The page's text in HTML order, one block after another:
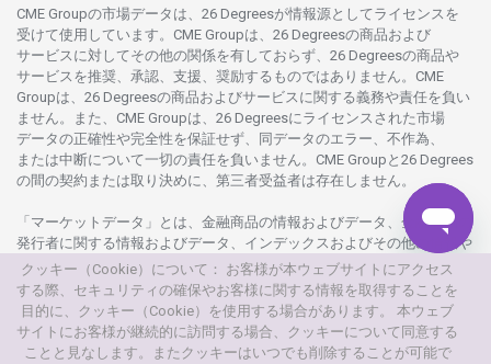
CME Groupの市場データは、26 Degreesが情報源としてライセンスを
受けて使用しています。 CME Groupは、26 Degreesの商品および
サービスに対してその他の関係を有しておらず、26 Degreesの商品や
サービスを推奨、承認、支援、 奨励するものではありません。 CME
Groupは、26 Degreesの商品およびサービスに関する義務や責任を負い
ません。また、CME Groupは、26 Degreesにライセンスさ れた市場
データの正確性や完全性を保証せず、 同 データのエラー、不作為、
または中断について一切の責任を負いません。 CME Groupと26 Degrees
の間の契約または取り 決めに、 第三者受益者は存在し ません。
「マーケットデータ」とは、 金融商品の情報およびデータ、 金融商品の
発行者に関する情報およびデータ、 インデックスおよびその他の
情報や
データを指し、26 Degreesまたは26 Degreesグループ会社が提供する
製品や サービスの 一部として、更新頻度を問わ ず提供さ れるものを
意味します。
© 2026 本 ウェブサイトは、AXIORYが 所有・運営しています。
クッキー（Cookie）について： お客様が本ウェブサイトにアクセス
する際、セキュリティの確保やお客様に関する情報を取得することを
目的に、クッキー（Cookie）を使用する場合があります。 本ウェブ
サイトにお客様が継続的に訪問する場合、クッキーについて同意する
ことと見なします。またクッキーはいつでも削除することが可能で